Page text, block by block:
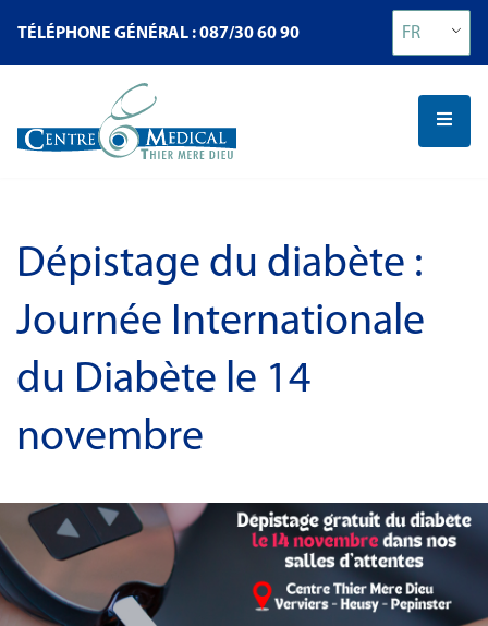
TÉLÉPHONE GÉNÉRAL : 087/30 60 90 FR
Dépistage du diabète :
Journée Internationale
du Diabète le 14
novembre